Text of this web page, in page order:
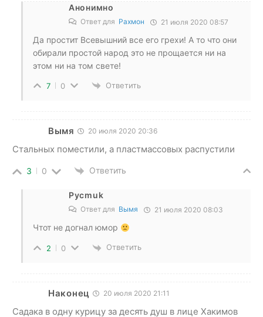
Анонимно
Ответ для Рахмон 21 июля 2020 08:57
Да простит Всевышний все его грехи! А то что они
обирали простой народ это не прощается ни на
этом ни на том свете!
7 0 Ответить
Вымя 20 июля 2020 20:36
Cтальных поместили, а пластмассовых распустили
3 0 Ответить
Pycmuk
Ответ для Вымя 21 июля 2020 08:03
Чтот не догнал юмор
2 0 Ответить
Наконец 20 июля 2020 21:11
Садака в одну курицу за десять душ в лице Хакимов